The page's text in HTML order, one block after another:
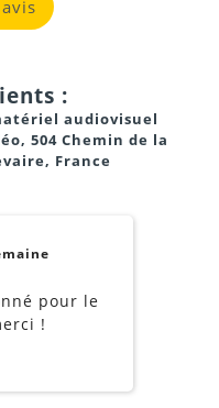
:
audiovisuel
504 Chemin de la
France
pour le
!